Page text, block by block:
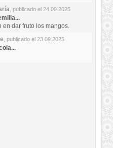
, publicado el 24.09.2025
en dar fruto los mangos.
, publicado el 23.09.2025